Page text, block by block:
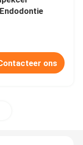
ons